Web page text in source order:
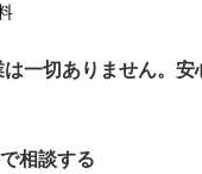
一切ありません。安
相談する